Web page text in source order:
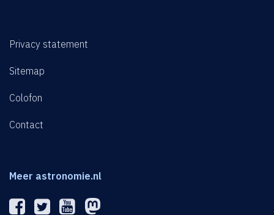
Privacy statement
Sitemap
Colofon
Contact
Meer astronomie.nl